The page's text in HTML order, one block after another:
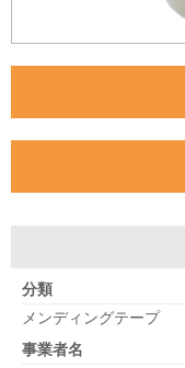
分類
メンディングテープ
事業者名